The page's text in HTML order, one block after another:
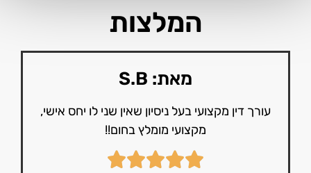
המלצות
מאת: S.B
עורך דין מקצועי בעל ניסיון שאין שני לו יחס אישי,
מקצועי מומלץ בחום!!